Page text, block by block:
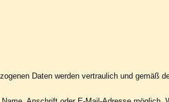
Daten werden vertraulich und gemäß